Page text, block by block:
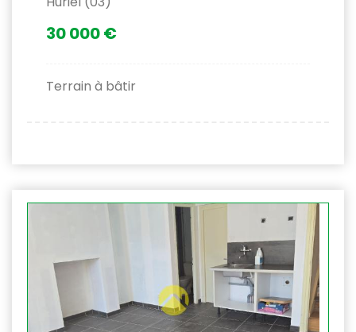
30 000 €
Terrain à bâtir